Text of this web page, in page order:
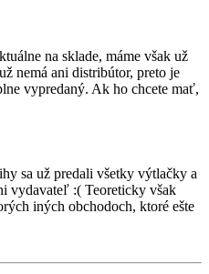
na sklade, máme však už
nemá ani distribútor, preto je
vypredaný. Ak ho chcete mať,
sa už predali všetky výtlačky a
vydavateľ :( Teoreticky však
iných obchodoch, ktoré ešte